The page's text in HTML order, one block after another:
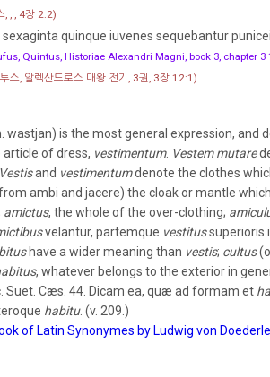
, , , 4장 2:2)
quinque iuvenes sequebantur
Quintus, Historiae Alexandri Magni, book 3, chapter 3
스, 알렉산드로스 대왕 전기, 3권, 3장 12:1)
wastjan) is the most general expression, and
of dress, vestimentum. Vestem mutare
Vestisand vestimentumdenote the clothes
ambi and jacere) the cloak or mantle
amictus, the whole of the over-clothing;
velantur, partemque vestitussuperioris
have a wider meaning than vestis; cultus
, whatever belongs to the exterior in
Suet. Cæs. 44. Dicam ea, quæ ad formam et
habitu. (v. 209.)
of Latin Synonymes by Ludwig von